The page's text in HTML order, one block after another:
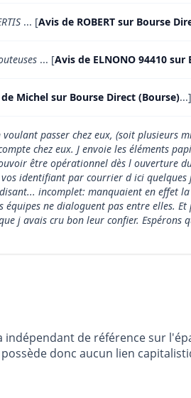
... [Avis de ROBERT sur Bourse
... [Avis de ELNONO 94410
Michel sur Bourse Direct (Bourse)...]
passer chez eux, (soit plusieurs
chez eux. J envoie les éléments
être opérationnel dès l ouverture
identifiant par courrier d ici
incomplet: manquaient en effet
ne dialoguent pas entre elles.
j avais cru bon leur confier. Espérons
indépendant de référence sur
donc aucun lien